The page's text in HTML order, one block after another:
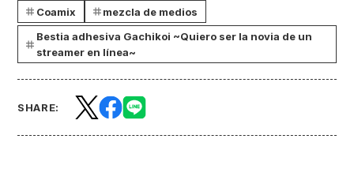
Coamix
mezcla de medios
Bestia adhesiva Gachikoi ~Quiero ser la novia de un
streamer en línea~
SHARE: